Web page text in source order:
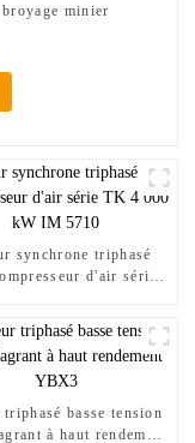
minier
synchrone triphasé
d'air série
basse tension
à haut rendement